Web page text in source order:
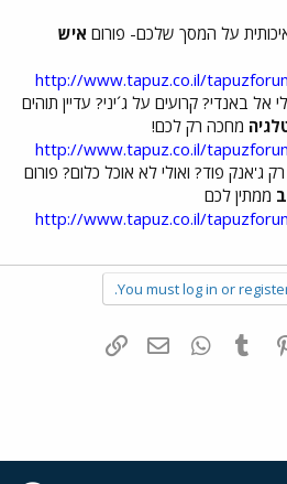
על המסך שלכם- פורום איש
http://www.tapuz.co.il/
אל באנדי? קרועים על ג´יני? עדיין תוהים
מחכה רק לכם!
http://www.tapuz.co.il/
ג'אנק פוד? ואולי לא אוכל כלום? פורום
ממתין לכם
http://www.tapuz.co.il/
You must log in or
Pinterest
Tumblr
WhatsAppדואר אלקטרוני